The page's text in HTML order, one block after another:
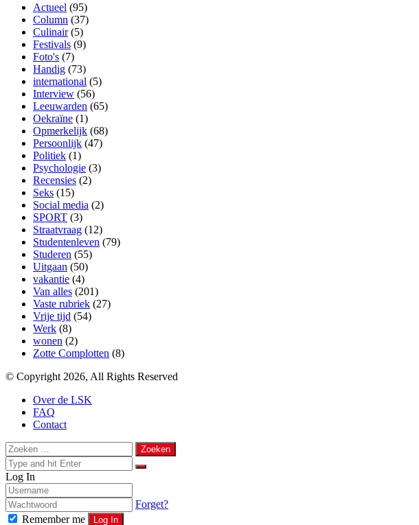
Actueel (95)
Column (37)
Culinair(5)
Festivals (9)
Foto's (7)
Handig (73)
international (5)
Interview (56)
Leeuwarden (65)
Oekraïne (1)
Opmerkelijk (68)
Persoonlijk (47)
Politiek (1)
Psychologie (3)
Recensies (2)
Seks (15)
Social media (2)
SPORT (3)
Straatvraag (12)
Studentenleven (79)
Studeren (55)
Uitgaan (50)
vakantie (4)
Van alles (201)
Vaste rubriek (27)
Vrije tijd (54)
Werk (8)
wonen (2)
Zotte Complotten (8)
© Copyright 2026, All Rights Reserved
Over de LSK
FAQ
Contact
Back
to
top
button
Close
Zoeken
naar:
Close
Search
Close
Log In
Forget?
Remember me
Log In